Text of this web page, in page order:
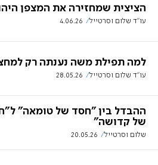
הציצית שמחזירה את המצפן
עו"ד שלום וסרטייל 4.06.26
למה תפילת משה נענתה רק
עו"ד שלום וסרטייל 28.05.26
ההבדל בין "חסד של טומאה"
של קדושה"
שלום וסרטייל 20.05.26